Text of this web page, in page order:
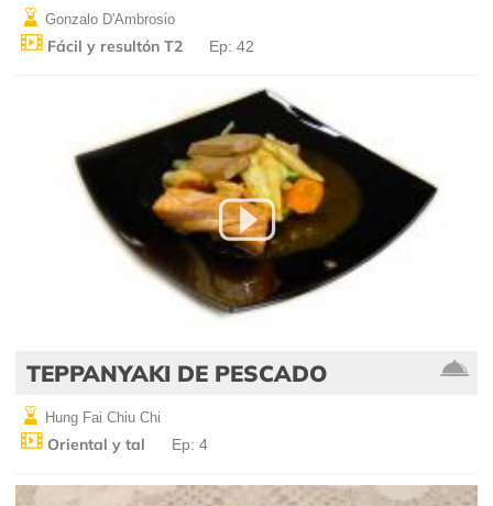
Gonzalo D'Ambrosio
Fácil y resultón T2 Ep: 42
TEPPANYAKI DE PESCADO
Hung Fai Chiu Chi
Oriental y tal Ep: 4